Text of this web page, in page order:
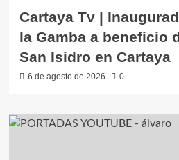
Cartaya Tv |
la Gamba a beneficio
San Isidro en Cartaya
6 de agosto de 2026 0